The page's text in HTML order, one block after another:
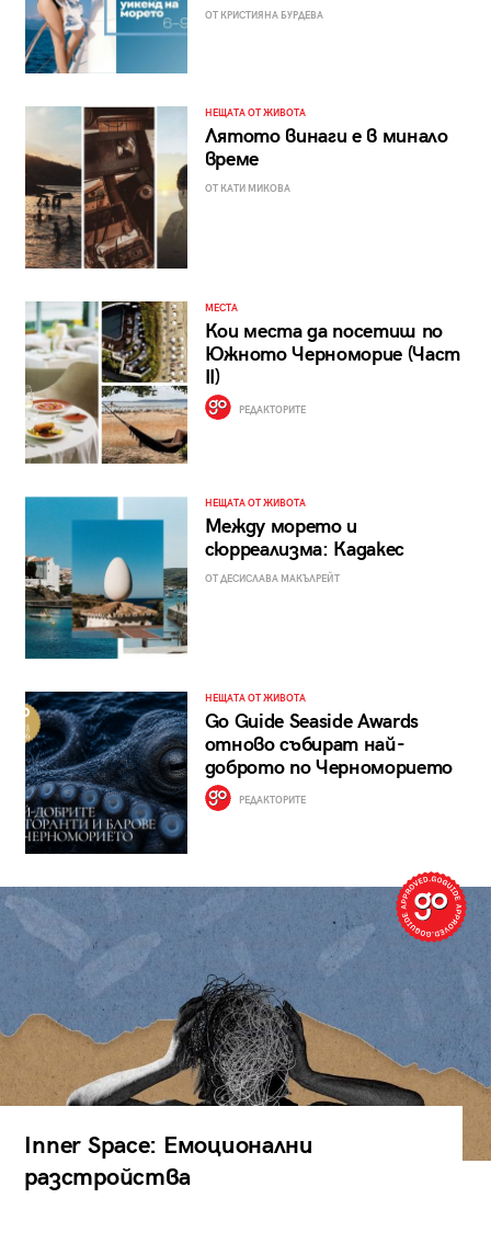
ОТ КРИСТИЯНА БУРДЕВА
НЕЩАТА ОТ ЖИВОТА
Лятото винаги е в минало
време
ОТ КАТИ МИКОВА
МЕСТА
Кои места да посетиш по
Южното Черноморие (Част
II)
РЕДАКТОРИТЕ
НЕЩАТА ОТ ЖИВОТА
Между морето и
сюрреализма: Кадакес
ОТ ДЕСИСЛАВА МАКЪЛРЕЙТ
НЕЩАТА ОТ ЖИВОТА
Go Guide Seaside Awards
отново събират най-
доброто по Черноморието
РЕДАКТОРИТЕ
Inner Space: Емоционални
разстройства